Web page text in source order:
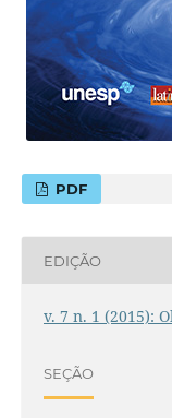
PDF
EDIÇÃO
v. 7 n. 1 (2015):
SEÇÃO